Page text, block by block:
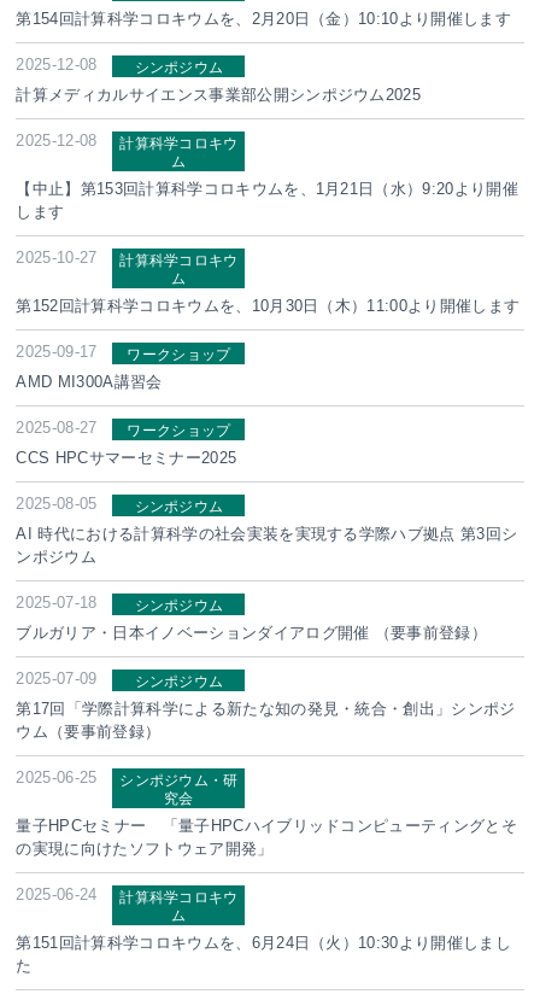
第154回計算科学コロキウムを、2月20日（金）10:10より開催します
2025-12-08 シンポジウム
計算メディカルサイエンス事業部公開シンポジウム2025
2025-12-08
計算科学コロキウ
ム
【中止】第153回計算科学コロキウムを、1月21日（水）9:20より開催
します
2025-10-27
計算科学コロキウ
ム
第152回計算科学コロキウムを、10月30日（木）11:00より開催します
2025-09-17 ワークショップ
AMD MI300A講習会
2025-08-27 ワークショップ
CCS HPCサマーセミナー2025
2025-08-05 シンポジウム
AI 時代における計算科学の社会実装を実現する学際ハブ拠点 第3回シ
ンポジウム
2025-07-18 シンポジウム
ブルガリア・日本イノベーションダイアログ開催 （要事前登録）
2025-07-09 シンポジウム
第17回「学際計算科学による新たな知の発見・統合・創出」シンポジ
ウム（要事前登録）
2025-06-25
シンポジウム・研
究会
量子HPCセミナー 「量子HPCハイブリッドコンピューティングとそ
の実現に向けたソフトウェア開発」
2025-06-24
計算科学コロキウ
ム
第151回計算科学コロキウムを、6月24日（火）10:30より開催しまし
た